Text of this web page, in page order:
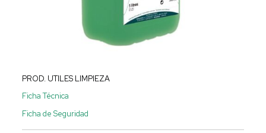
PROD. UTILES LIMPIEZA
Ficha Técnica
Ficha de Seguridad